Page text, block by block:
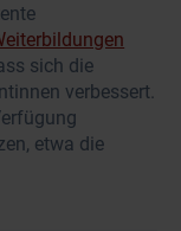
sich die
verbessert.
etwa die